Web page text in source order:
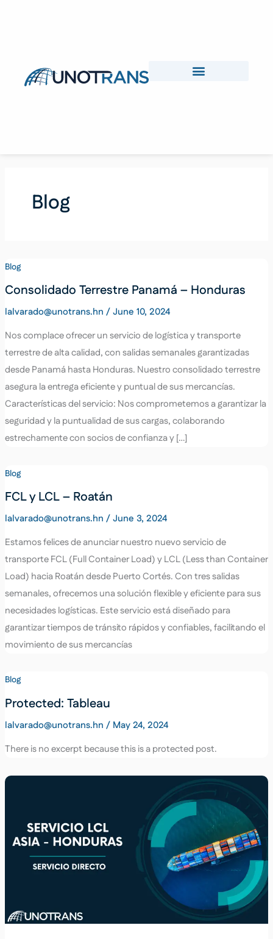
Blog
Blog
Consolidado Terrestre Panamá – Honduras
lalvarado@unotrans.hn /June 10, 2024
Nos complace ofrecer un servicio de logística y transporte
terrestre de alta calidad, con salidas semanales garantizadas
desde Panamá hasta Honduras. Nuestro consolidado terrestre
asegura la entrega eficiente y puntual de sus mercancías.
Características del servicio: Nos comprometemos a garantizar la
seguridad y la puntualidad de sus cargas, colaborando
estrechamente con socios de confianza y […]
Blog
FCL y LCL – Roatán
lalvarado@unotrans.hn /June 3, 2024
Estamos felices de anunciar nuestro nuevo servicio de
transporte FCL (Full Container Load) y LCL (Less than Container
Load) hacia Roatán desde Puerto Cortés. Con tres salidas
semanales, ofrecemos una solución flexible y eficiente para sus
necesidades logísticas. Este servicio está diseñado para
garantizar tiempos de tránsito rápidos y confiables, facilitando el
movimiento de sus mercancías
Blog
Protected: Tableau
lalvarado@unotrans.hn / May 24, 2024
There is no excerpt because this is a protected post.